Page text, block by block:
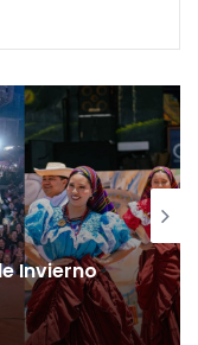
Invierno